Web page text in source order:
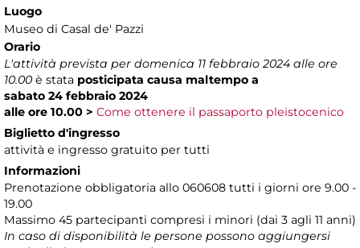
Luogo
Museo di Casal de' Pazzi
Orario
L'attività prevista per domenica 11 febbraio 2024 alle ore
10.00 è stata posticipata causa maltempo a
sabato 24 febbraio 2024
alle ore 10.00 > Come ottenere il passaporto pleistocenico
Biglietto d'ingresso
attività e ingresso gratuito per tutti
Informazioni
Prenotazione obbligatoria allo 060608 tutti i giorni ore 9.00 -
19.00
Massimo 45 partecipanti compresi i minori (dai 3 agli 11 anni)
In caso di disponibilità le persone possono aggiungersi